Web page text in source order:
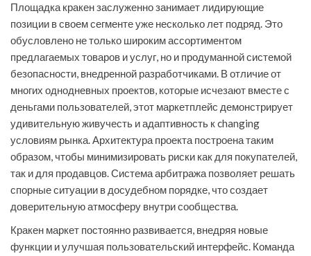
Площадка кракен заслуженно занимает лидирующие
позиции в своем сегменте уже несколько лет подряд. Это
обусловлено не только широким ассортиментом
предлагаемых товаров и услуг, но и продуманной системой
безопасности, внедренной разработчиками. В отличие от
многих однодневных проектов, которые исчезают вместе с
деньгами пользователей, этот маркетплейс демонстрирует
удивительную живучесть и адаптивность к changing
условиям рынка. Архитектура проекта построена таким
образом, чтобы минимизировать риски как для покупателей,
так и для продавцов. Система арбитража позволяет решать
спорные ситуации в досудебном порядке, что создает
доверительную атмосферу внутри сообщества.
Кракен маркет постоянно развивается, внедряя новые
функции и улучшая пользовательский интерфейс. Команда